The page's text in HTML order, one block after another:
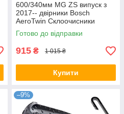
600/340мм MG ZS випуск з
2017-- двірники Bosch
AeroTwin Склоочисники
Готово до відправки
915 ₴ 1 015 ₴
Купити
–9%